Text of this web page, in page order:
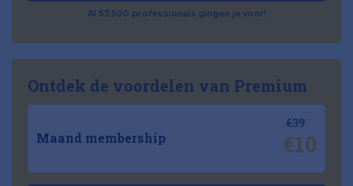
Al 57.500 professionals gingen je voor!
Ontdek de voordelen van Premium
Maand membership
€39
€10